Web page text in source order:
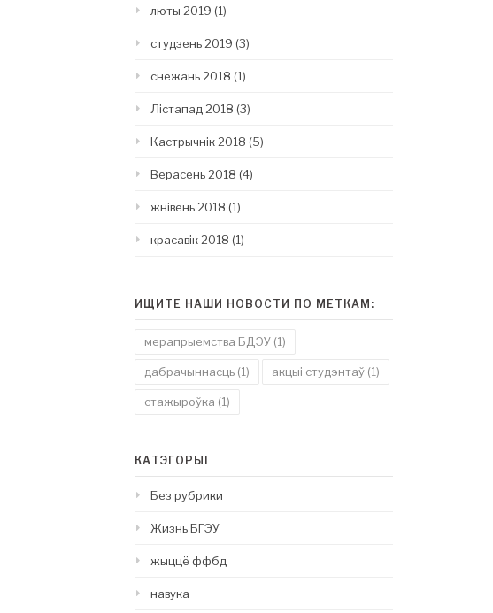
люты 2019 (1)
студзень 2019 (3)
снежань 2018 (1)
Лістапад 2018 (3)
Кастрычнік 2018 (5)
Верасень 2018 (4)
жнівень 2018 (1)
красавік 2018 (1)
ИЩИТЕ НАШИ НОВОСТИ ПО МЕТКАМ:
мерапрыемства БДЭУ (1)
дабрачыннасць (1) акцыі студэнтаў (1)
стажыроўка (1)
КАТЭГОРЫІ
Без рубрики
Жизнь БГЭУ
жыццё ффбд
навука